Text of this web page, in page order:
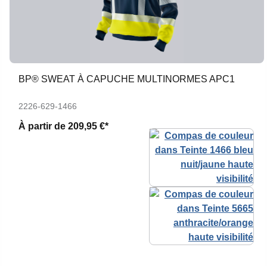
BP® SWEAT À CAPUCHE MULTINORMES APC1
2226-629-1466
À partir de 209,95 €*